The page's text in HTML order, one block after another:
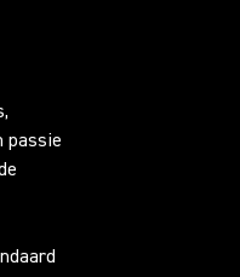
passie